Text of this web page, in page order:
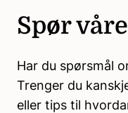
Spør
Har du spørsmål
Trenger du
eller tips til